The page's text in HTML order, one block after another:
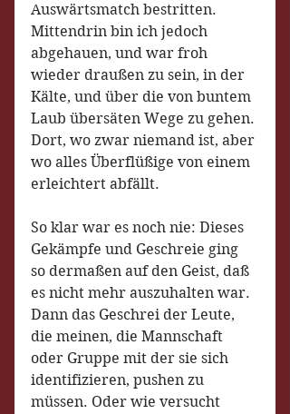
Auswärtsmatch bestritten.
Mittendrin bin ich jedoch
abgehauen, und war froh
wieder draußen zu sein, in der
Kälte, und über die von buntem
Laub übersäten Wege zu gehen.
Dort, wo zwar niemand ist, aber
wo alles Überflüßige von einem
erleichtert abfällt.
So klar war es noch nie: Dieses
Gekämpfe und Geschreie ging
so dermaßen auf den Geist, daß
es nicht mehr auszuhalten war.
Dann das Geschrei der Leute,
die meinen, die Mannschaft
oder Gruppe mit der sie sich
identifizieren, pushen zu
müssen. Oder wie versucht